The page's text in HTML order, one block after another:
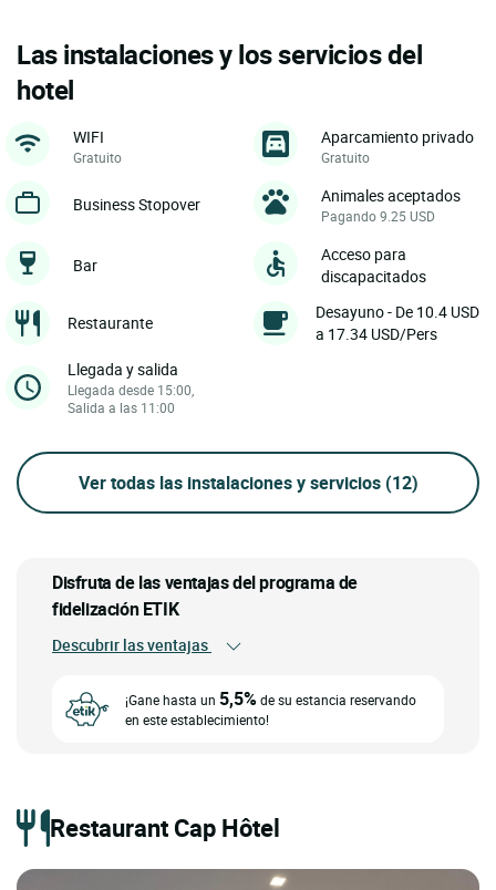
Las instalaciones y los servicios del
hotel
WIFI
Gratuito
Aparcamiento privado
Gratuito
Business Stopover Animales aceptados
Pagando 9.25 USD
Bar
Acceso para
discapacitados
Restaurante
Desayuno - De 10.4 USD
a 17.34 USD/Pers
Llegada y salida
Llegada desde 15:00,
Salida a las 11:00
Ver todas las instalaciones y servicios (12)
Disfruta de las ventajas del programa de
fidelización ETIK
Descubrir las ventajas
¡Gane hasta un 5,5%de su estancia reservando
en este establecimiento!
Restaurant Cap Hôtel